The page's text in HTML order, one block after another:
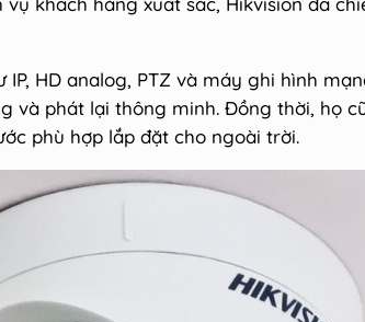
HD analog, PTZ và máy ghi hình
và phát lại thông minh. Đồng thời, họ
phù hợp lắp đặt cho ngoài trời.